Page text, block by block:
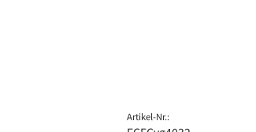
Artikel-Nr.: